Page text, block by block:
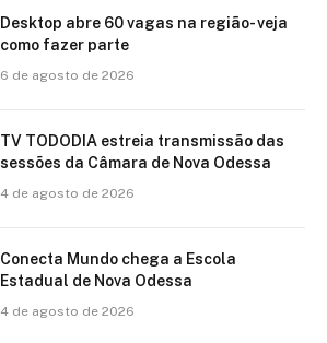
Desktop abre 60 vagas na região- veja
como fazer parte
6 de agosto de 2026
TV TODODIA estreia transmissão das
sessões da Câmara de Nova Odessa
4 de agosto de 2026
Conecta Mundo chega a Escola
Estadual de Nova Odessa
4 de agosto de 2026